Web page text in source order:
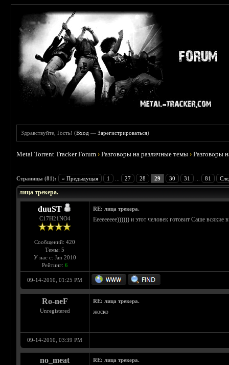
Здравствуйте, Гость! (Вход —Зарегистрироваться)
Metal Torrent Tracker Forum ›Разговоры на различные темы ›Разговоры
Страницы (81): « Предыдущая 1 27 28 29 30 31 81
лица трекера.
duuST
С17H21NO4
Сообщений: 420
Темы: 5
У нас с: Jan 2010
Рейтинг: 6
RE: лица трекера.
Еееееееее)))))) и этот человек готовит Саше
09-14-2010, 01:25 PM
Ro-neF
Unregistered
RE: лица трекера.
жоско
09-14-2010, 03:39 PM
no_meat RE: лица трекера.